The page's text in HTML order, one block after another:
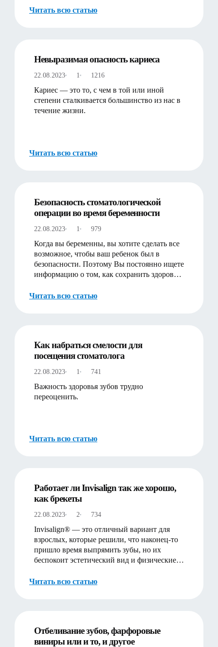
Читать всю статью
Невыразимая опасность кариеса
22.08.2023 1 1216
Кариес — это то, с чем в той или иной
степени сталкивается большинство из нас в
течение жизни.
Читать всю статью
Безопасность стоматологической
операции во время беременности
22.08.2023 1 979
Когда вы беременны, вы хотите сделать все
возможное, чтобы ваш ребенок был в
безопасности. Поэтому Вы постоянно ищете
информацию о том, как сохранить здоровье
Читать всю статью
Как набраться смелости для
посещения стоматолога
22.08.2023 1 741
Важность здоровья зубов трудно
переоценить.
Читать всю статью
Работает ли Invisalign так же хорошо,
как брекеты
22.08.2023 2 734
Invisalign® — это отличный вариант для
взрослых, которые решили, что наконец-то
пришло время выпрямить зубы, но их
беспокоит эстетический вид и физические
Читать всю статью
Отбеливание зубов, фарфоровые
виниры или и то, и другое